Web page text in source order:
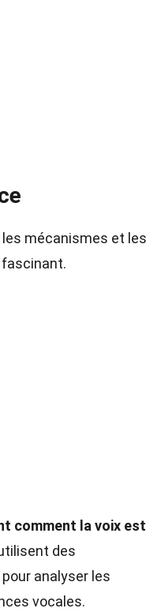
les mécanismes et les
comment la voix est
des
analyser les
vocales.